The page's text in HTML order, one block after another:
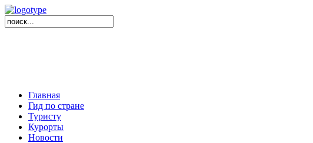
Главная
Гид по стране
Туристу
Курорты
Новости